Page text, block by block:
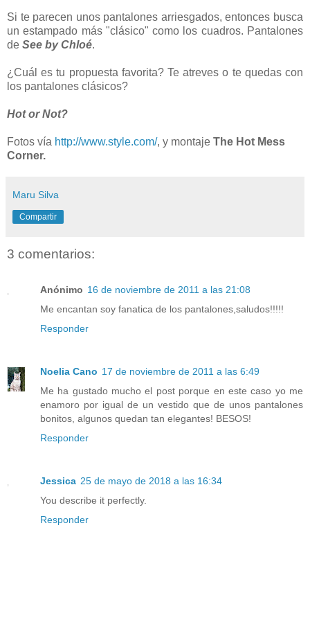
Si te parecen unos pantalones arriesgados, entonces busca
un estampado más "clásico" como los cuadros. Pantalones
de See by Chloé.
¿Cuál es tu propuesta favorita? Te atreves o te quedas con
los pantalones clásicos?
Hot or Not?
Fotos vía http://www.style.com/, y montaje The Hot Mess
Corner.
Maru Silva
Compartir
3 comentarios:
Anónimo 16 de noviembre de 2011 a las 21:08
Me encantan soy fanatica de los pantalones,saludos!!!!!
Responder
Noelia Cano 17 de noviembre de 2011 a las 6:49
Me ha gustado mucho el post porque en este caso yo me
enamoro por igual de un vestido que de unos pantalones
bonitos, algunos quedan tan elegantes! BESOS!
Responder
Jessica 25 de mayo de 2018 a las 16:34
You describe it perfectly.
Responder